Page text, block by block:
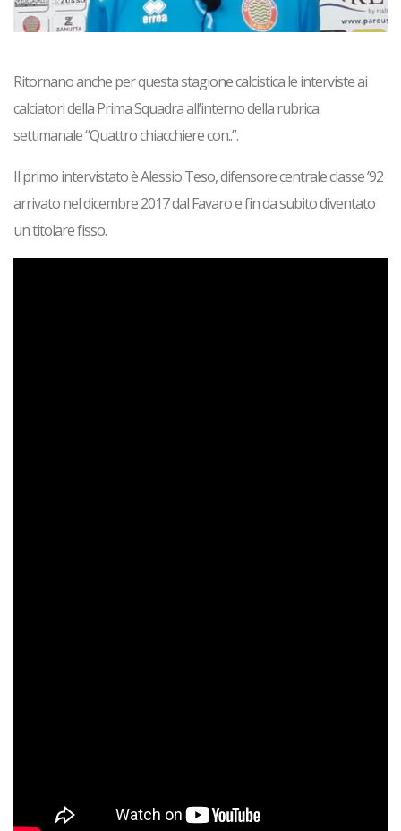
Ritornano anche per questa stagione calcistica le interviste ai
calciatori della Prima Squadra all’interno della rubrica
settimanale “Quattro chiacchiere con..”.
Il primo intervistato è Alessio Teso, difensore centrale classe ’92
arrivato nel dicembre 2017 dal Favaro e fin da subito diventato
un titolare fisso.